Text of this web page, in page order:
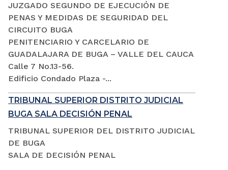
JUZGADO SEGUNDO DE EJECUCIÓN DE
PENAS Y MEDIDAS DE SEGURIDAD DEL
CIRCUITO BUGA
PENITENCIARIO Y CARCELARIO DE
GUADALAJARA DE BUGA – VALLE DEL CAUCA
Calle 7 No.13-56.
Edificio Condado Plaza -...
TRIBUNAL SUPERIOR DISTRITO JUDICIAL
BUGA SALA DECISIÓN PENAL
TRIBUNAL SUPERIOR DEL DISTRITO JUDICIAL
DE BUGA
SALA DE DECISIÓN PENAL